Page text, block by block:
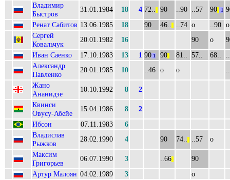
Владимир
Быстров
31.01.1984 18 4 72.. 90 ..90 ..57 90 1
Ренат Сабитов 13.06.1985 18 90 46.. ..74 о ..90 о
Сергей
Ковальчук
20.01.1982 16 90 о
Иван Саенко
17.10.1983 13 1 90 1 90 81.. 57.. 68..
Александр
Павленко
20.01.1985 10 ..46 о о
Жано
Ананидзе
10.10.1992 8
2
Квинси
Овусу-Абейе
15.04.1986 8
2
Ибсон
07.11.1983
6
Владислав
Рыжков
28.02.1990 4 90 74.. ..57
о
Максим
Григорьев
06.07.1990 3 ..66
90
Артур Малоян 04.02.1989 3
о